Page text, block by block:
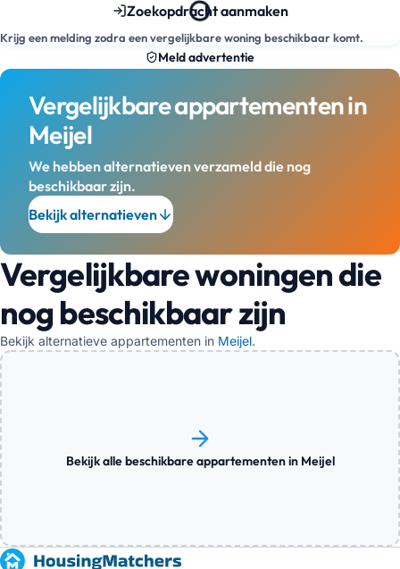
Zoekopdracht aanmaken
Krijg een melding zodra een vergelijkbare woning beschikbaar komt.
Meld advertentie
Vergelijkbare appartementen in
Meijel
We hebben alternatieven verzameld die nog
beschikbaar zijn.
Bekijk alternatieven
Vergelijkbare woningen die
nog beschikbaar zijn
Bekijk alternatieve appartementen in Meijel.
Bekijk alle beschikbare appartementen in Meijel